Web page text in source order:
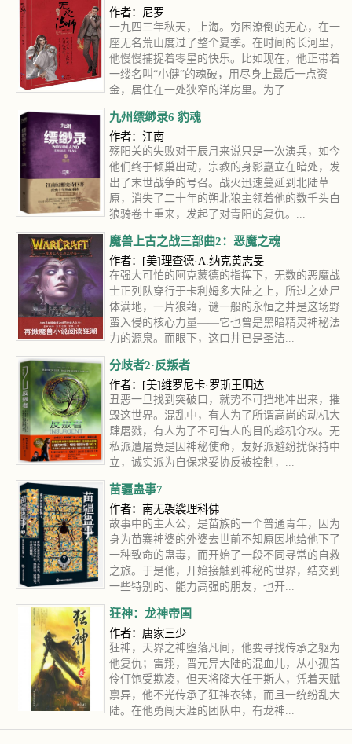
作者：尼罗
一九四三年秋天，上海。穷困潦倒的无心，在一
座无名荒山度过了整个夏季。在时间的长河里，
他慢慢捕捉着零星的快乐。比如现在，他正带着
一缕名叫“小健”的魂破，用尽身上最后一点资
金，居住在一处狭窄的洋房里。为了...
九州缥缈录6 豹魂
作者：江南
殇阳关的失败对于辰月来说只是一次演兵，如今
他们终于倾巢出动，宗教的身影矗立在暗处，发
出了末世战争的号召。战火迅速蔓延到北陆草
原，消失了二十年的朔北狼主领着他的数千头白
狼骑卷土重来，发起了对青阳的复仇。...
魔兽上古之战三部曲2：恶魔之魂
作者：[美]理查德·A.纳克黄志旻
在强大可怕的阿克蒙德的指挥下，无数的恶魔战
士正列队穿行于卡利姆多大陆之上，所过之处尸
体满地，一片狼藉，谜一般的永恒之井是这场野
蛮入侵的核心力量——它也曾是黑暗精灵神秘法
力的源泉。而眼下，这口井已是圣洁...
分歧者2·反叛者
作者：[美]维罗尼卡·罗斯王明达
丑恶一旦找到突破口，就势不可挡地冲出来，摧
毁这世界。混乱中，有人为了所谓高尚的动机大
肆屠戮，有人为了不可告人的目的趁机夺权。无
私派遭屠竟是因神秘使命，友好派避纷扰保持中
立，诚实派为自保求妥协反被控制，...
苗疆蛊事7
作者：南无袈裟理科佛
故事中的主人公，是苗族的一个普通青年，因为
身为苗寨神婆的外婆去世前不知原因地给他下了
一种致命的蛊毒，而开始了一段不同寻常的自救
之旅。于是他，开始接触到神秘的世界，结交到
一些特别的、能力高强的朋友，也开...
狂神：龙神帝国
作者：唐家三少
狂神，天界之神堕落凡间，他要寻找传承之躯为
他复仇；雷翔，晋元异大陆的混血儿，从小孤苦
伶仃饱受欺凌，但天将降大任于斯人，凭着天赋
禀异，他不光传承了狂神衣钵，而且一统纷乱大
陆。在他勇闯天涯的团队中，有龙神...